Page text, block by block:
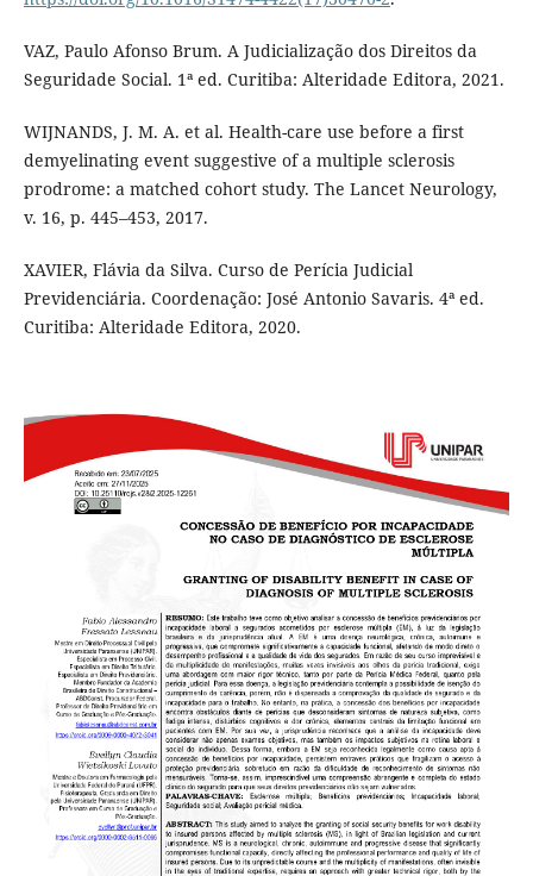
VAZ, Paulo Afonso Brum. A Judicialização dos Direitos da
Seguridade Social. 1ª ed. Curitiba: Alteridade Editora, 2021.
WIJNANDS, J. M. A. et al. Health-care use before a first
demyelinating event suggestive of a multiple sclerosis
prodrome: a matched cohort study. The Lancet Neurology,
v. 16, p. 445–453, 2017.
XAVIER, Flávia da Silva. Curso de Perícia Judicial
Previdenciária. Coordenação: José Antonio Savaris. 4ª ed.
Curitiba: Alteridade Editora, 2020.